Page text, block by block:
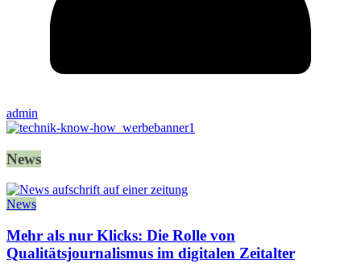
admin
News
News
Mehr als nur Klicks: Die Rolle von
Qualitätsjournalismus im digitalen Zeitalter